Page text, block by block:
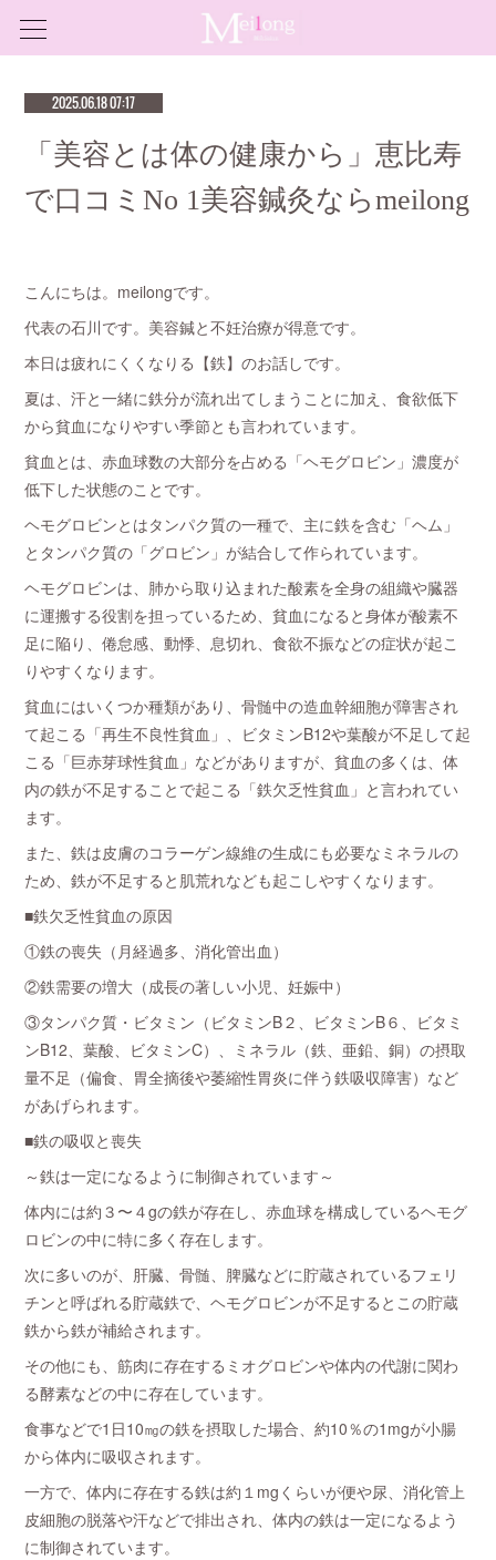
2025.06.18 07:17
「美容とは体の健康から」恵比寿
で口コミNo 1美容鍼灸ならmeilong
こんにちは。meilongです。
代表の石川です。美容鍼と不妊治療が得意です。
本日は疲れにくくなりる【鉄】のお話しです。
夏は、汗と一緒に鉄分が流れ出てしまうことに加え、食欲低下
から貧血になりやすい季節とも言われています。
貧血とは、赤血球数の大部分を占める「ヘモグロビン」濃度が
低下した状態のことです。
ヘモグロビンとはタンパク質の一種で、主に鉄を含む「ヘム」
とタンパク質の「グロビン」が結合して作られています。
ヘモグロビンは、肺から取り込まれた酸素を全身の組織や臓器
に運搬する役割を担っているため、貧血になると身体が酸素不
足に陥り、倦怠感、動悸、息切れ、食欲不振などの症状が起こ
りやすくなります。
貧血にはいくつか種類があり、骨髄中の造血幹細胞が障害され
て起こる「再生不良性貧血」、ビタミンB12や葉酸が不足して起
こる「巨赤芽球性貧血」などがありますが、貧血の多くは、体
内の鉄が不足することで起こる「鉄欠乏性貧血」と言われてい
ます。
また、鉄は皮膚のコラーゲン線維の生成にも必要なミネラルの
ため、鉄が不足すると肌荒れなども起こしやすくなります。
■鉄欠乏性貧血の原因
①鉄の喪失（月経過多、消化管出血）
②鉄需要の増大（成長の著しい小児、妊娠中）
③タンパク質・ビタミン（ビタミンB２、ビタミンB６、ビタミ
ンB12、葉酸、ビタミンC）、ミネラル（鉄、亜鉛、銅）の摂取
量不足（偏食、胃全摘後や萎縮性胃炎に伴う鉄吸収障害）など
があげられます。
■鉄の吸収と喪失
～鉄は一定になるように制御されています～
体内には約３〜４gの鉄が存在し、赤血球を構成しているヘモグ
ロビンの中に特に多く存在します。
次に多いのが、肝臓、骨髄、脾臓などに貯蔵されているフェリ
チンと呼ばれる貯蔵鉄で、ヘモグロビンが不足するとこの貯蔵
鉄から鉄が補給されます。
その他にも、筋肉に存在するミオグロビンや体内の代謝に関わ
る酵素などの中に存在しています。
食事などで1日10㎎の鉄を摂取した場合、約10％の1mgが小腸
から体内に吸収されます。
一方で、体内に存在する鉄は約１mgくらいが便や尿、消化管上
皮細胞の脱落や汗などで排出され、体内の鉄は一定になるよう
に制御されています。